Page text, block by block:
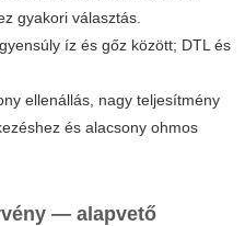
gyakori választás.
íz és gőz között; DTL és
ellenállás, nagy teljesítmény
és alacsony ohmos
— alapvető